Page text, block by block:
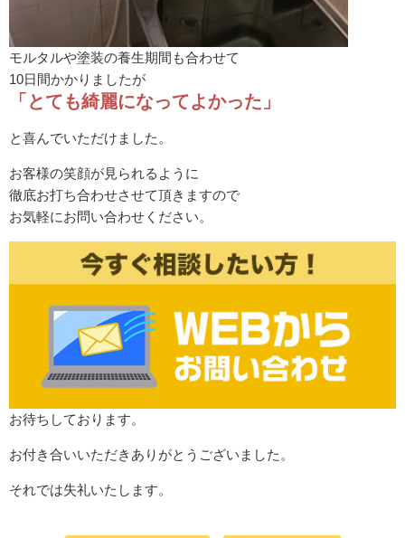
モルタルや塗装の養生期間も合わせて
10日間かかりましたが
「とても綺麗になってよかった」
と喜んでいただけました。
お客様の笑顔が見られるように
徹底お打ち合わせさせて頂きますので
お気軽にお問い合わせください。
お待ちしております。
お付き合いいただきありがとうございました。
それでは失礼いたします。